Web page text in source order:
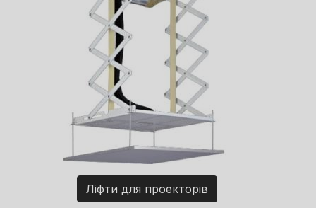
Ліфти для проекторів